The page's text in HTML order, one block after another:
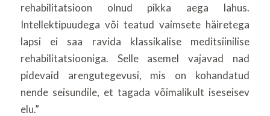
rehabilitatsioon olnud pikka aega lahus.
Intellektipuudega või teatud vaimsete häiretega
lapsi ei saa ravida klassikalise meditsiinilise
rehabilitatsiooniga. Selle asemel vajavad nad
pidevaid arengutegevusi, mis on kohandatud
nende seisundile, et tagada võimalikult iseseisev
elu.”